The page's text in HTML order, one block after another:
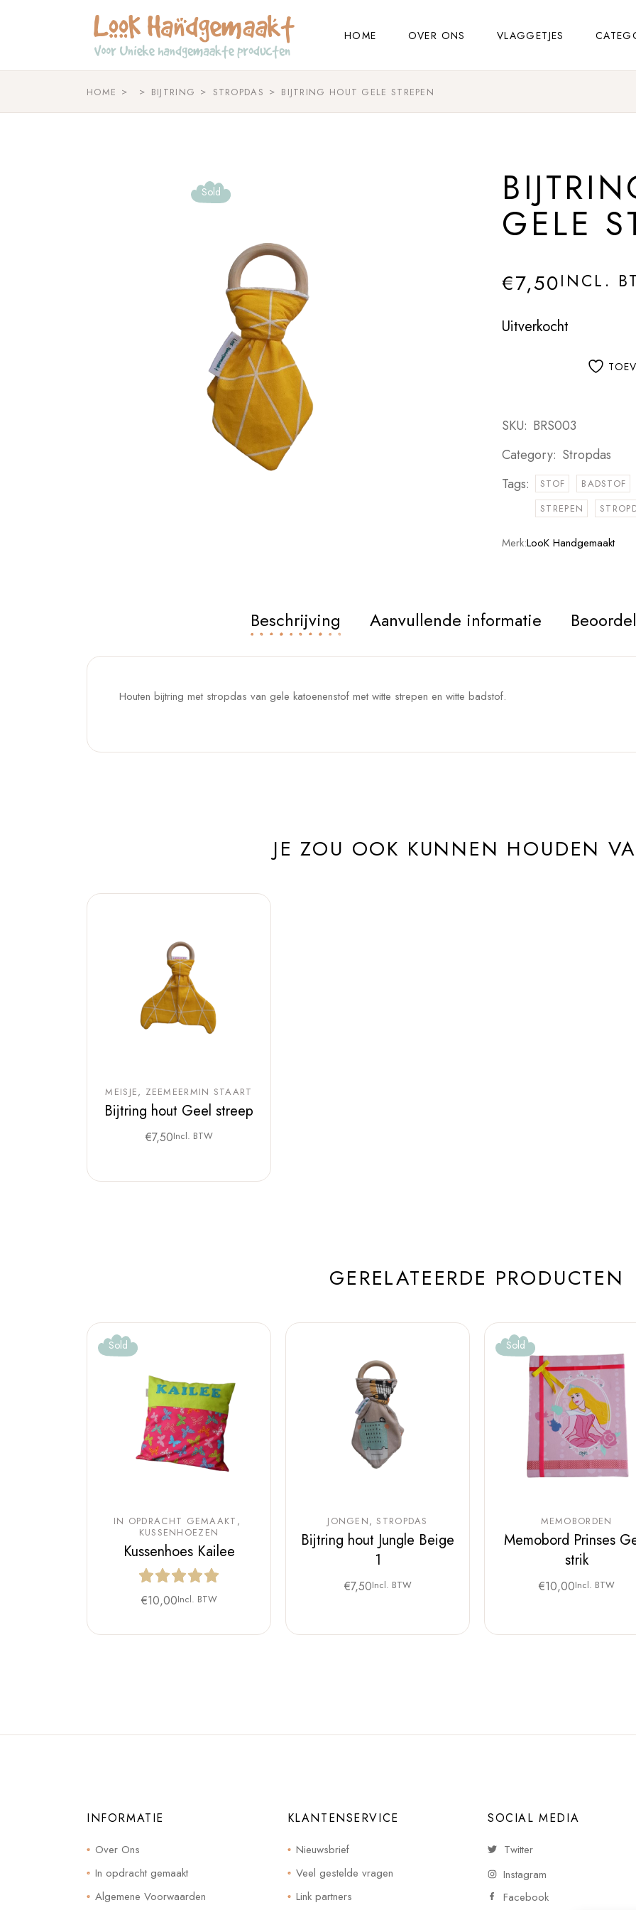
HOME OVER ONS VLAGGETJES
HOME BIJTRING STROPDAS BIJTRING HOUT GELE STREPEN
Sold
GELE
€7,50INCL.
Uitverkocht
SKU: BRS003
Category: Stropdas
Tags:
STOF
BADSTOF
STREPEN
Merk:LooK Handgemaakt
Beschrijving Aanvullende informatie
Houten bijtring met stropdas van gele katoenenstof met witte strepen en witte badstof.
JE ZOU OOK KUNNEN HOUDEN
MEISJE ZEEMEERMIN STAART
Bijtring hout Geel streep
€7,50Incl. BTW
GERELATEERDE PRODUCTEN
Sold
IN OPDRACHT GEMAAKT
KUSSENHOEZEN
Kussenhoes Kailee
€10,00Incl. BTW
JONGEN STROPDAS
Bijtring hout Jungle Beige
1
€7,50Incl. BTW
Sold
MEMOBORDEN
Memobord Prinses
strik
€10,00Incl. BTW
INFORMATIE
Over Ons
In opdracht gemaakt
Algemene Voorwaarden
KLANTENSERVICE
Nieuwsbrief
Veel gestelde vragen
Link partners
SOCIAL MEDIA
Twitter
Instagram
Facebook